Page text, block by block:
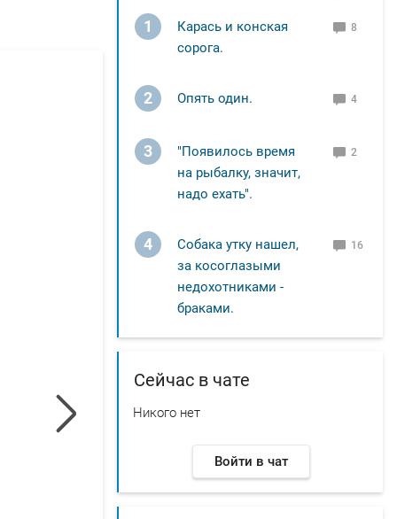
1
Карась и конская
сорога.
8
2 Опять один. 4
3
"Появилось время
на рыбалку, значит,
надо ехать".
2
4
Собака утку нашел,
за косоглазыми
недохотниками -
браками.
16
Сейчас в чате
Никого нет
Войти в чат